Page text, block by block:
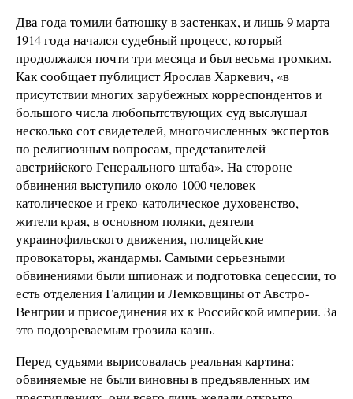
Два года томили батюшку в застенках, и лишь 9 марта
1914 года начался судебный процесс, который
продолжался почти три месяца и был весьма громким.
Как сообщает публицист Ярослав Харкевич, «в
присутствии многих зарубежных корреспондентов и
большого числа любопытствующих суд выслушал
несколько сот свидетелей, многочисленных экспертов
по религиозным вопросам, представителей
австрийского Генерального штаба». На стороне
обвинения выступило около 1000 человек –
католическое и греко-католическое духовенство,
жители края, в основном поляки, деятели
украинофильского движения, полицейские
провокаторы, жандармы. Самыми серьезными
обвинениями были шпионаж и подготовка сецессии, то
есть отделения Галиции и Лемковщины от Австро-
Венгрии и присоединения их к Российской империи. За
это подозреваемым грозила казнь.
Перед судьями вырисовалась реальная картина:
обвиняемые не были виновны в предъявленных им